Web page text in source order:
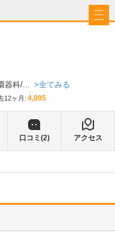
器科 ... 全てみる
12ヶ月: 4,005
口コミ(2) アクセス